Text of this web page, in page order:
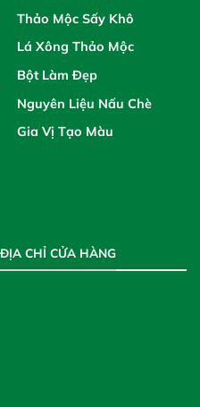
Thảo Mộc Sấy Khô
Lá Xông Thảo Mộc
Bột Làm Đẹp
Nguyên Liệu Nấu Chè
Gia Vị Tạo Màu
ĐỊA CHỈ CỬA HÀNG